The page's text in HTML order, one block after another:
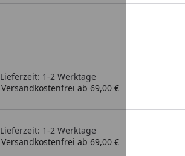
Lieferzeit: 1-2 Werktage
Versandkostenfrei ab 69,00 €
Lieferzeit: 1-2 Werktage
Versandkostenfrei ab 69,00 €